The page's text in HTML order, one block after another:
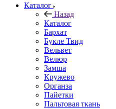
Каталог
Назад
Каталог
Бархат
Букле Твид
Вельвет
Велюр
Замша
Кружево
Органза
Пайетки
Пальтовая ткань